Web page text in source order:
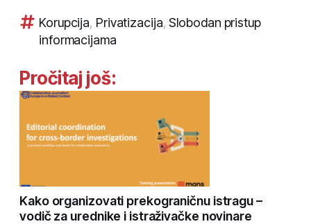
Korupcija, Privatizacija,Slobodan pristup
informacijama
Pročitaj još:
Kako organizovati prekograničnu istragu –
vodič za urednike i istraživačke novinare